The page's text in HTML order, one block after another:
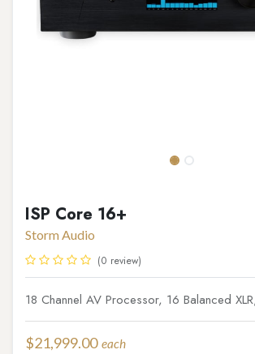
ISP Core 16+
Storm Audio
(0 review)
18 Channel AV Processor, 16 Balanced
$21,999.00 each